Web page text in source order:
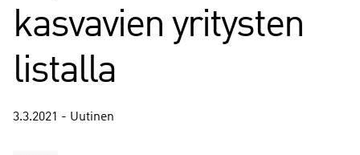
kasvavien yritysten
listalla
3.3.2021 - Uutinen